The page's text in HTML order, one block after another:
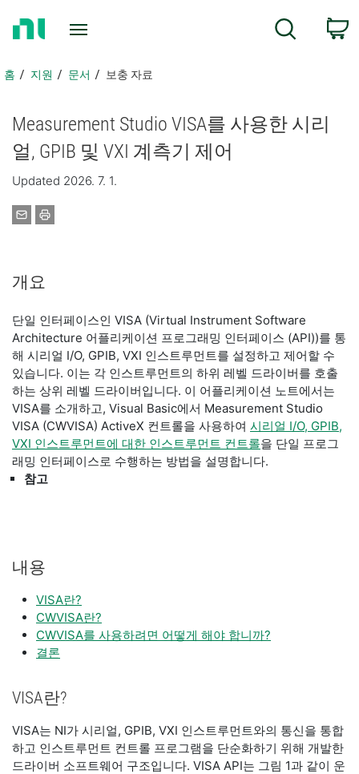
지
홈 지원 문서 보충 자료
Measurement Studio VISA를 사용한 시리
얼, GPIB 및 VXI 계측기 제어
Updated 2026. 7. 1.
개요
단일 인터페이스인 VISA (Virtual Instrument Software
Architecture 어플리케이션 프로그래밍 인터페이스 (API))를 통
해 시리얼 I/O, GPIB, VXI 인스트루먼트를 설정하고 제어할 수
있습니다. 이는 각 인스트루먼트의 하위 레벨 드라이버를 호출
하는 상위 레벨 드라이버입니다. 이 어플리케이션 노트에서는
VISA를 소개하고, Visual Basic에서 Measurement Studio
VISA (CWVISA) ActiveX 컨트롤을 사용하여 시리얼 I/O, GPIB,
VXI 인스트루먼트에 대한 인스트루먼트 컨트롤을 단일 프로그
래밍 인터페이스로 수행하는 방법을 설명합니다.
참고
내용
VISA란?
CWVISA란?
CWVISA를 사용하려면 어떻게 해야 합니까?
결론
VISA란?
VISA는 NI가 시리얼, GPIB, VXI 인스트루먼트와의 통신을 통합
하고 인스트루먼트 컨트롤 프로그램을 단순화하기 위해 개발한
드라이버 소프트웨어 구조입니다. VISA API는 그림 1과 같이 운